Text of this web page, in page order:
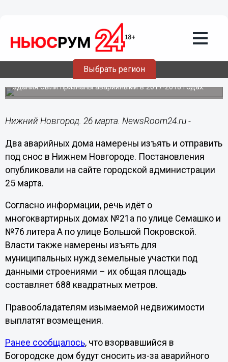
Выбрать регион
26.03.202518:47
Мэрия изымает еще 2 дома в центре
Нижнего Новгорода
Здания были признаны аварийными в 2017-2018 годах.
Нижний Новгород. 26 марта. NewsRoom24.ru -
Два аварийных дома намерены изъять и отправить
под снос в Нижнем Новгороде. Постановления
опубликовали на сайте городской администрации
25 марта.
Согласно информации, речь идёт о
многоквартирных домах №21а по улице Семашко и
№76 литера А по улице Большой Покровской.
Власти также намерены изъять для
муниципальных нужд земельные участки под
данными строениями – их общая площадь
составляет 688 квадратных метров.
Правообладателям изымаемой недвижимости
выплатят возмещения.
Ранее сообщалось, что взорвавшийся в
Богородске дом будут сносить из-за аварийного